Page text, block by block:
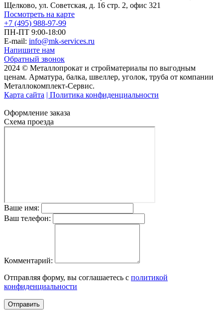
Щелково, ул. Советская, д. 16 стр. 2, офис 321
Посмотреть на карте
+7 (495) 988-97-99
ПН-ПТ 9:00-18:00
E-mail: info@mk-services.ru
Напишите нам
Обратный звонок
2024 © Металлопрокат и стройматериалы по выгодным
ценам. Арматура, балка, швеллер, уголок, труба от компании
Металлокомплект-Сервис.
Карта сайта | Политика конфиденциальности
Оформление заказа
Схема проезда
Ваше имя:
Ваш телефон:
Комментарий:
Отправляя форму, вы соглашаетесь с политикой
конфиденциальности
Отправить